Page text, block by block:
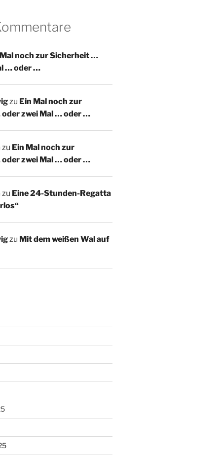
noch zur Sicherheit …
… oder …
zu Ein Mal noch zur
zwei Mal … oder …
zu Ein Mal noch zur
zwei Mal … oder …
zu Eine 24-Stunden-Regatta
zu Mit dem weißen Wal auf